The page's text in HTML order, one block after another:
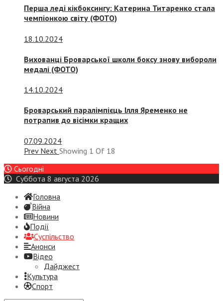
Перша леді кікбоксингу: Катерина Титаренко стала
чемпіонкою світу (ФОТО)
18.10.2024
Вихованці Броварської школи боксу знову вибороли
медалі (ФОТО)
14.10.2024
Броварський паралімпієць Ілля Яременко не
потрапив до вісімки кращих
07.09.2024
Prev Next Showing 1 Of 18
Сьогодні
Суббота 8 августа 2026
Головна
Війна
Новини
Події
Суспiльство
Анонси
Відео
Дайджест
Культура
Спорт